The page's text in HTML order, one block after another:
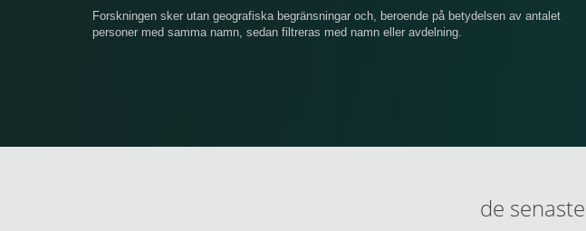
Forskningen sker utan geografiska begränsningar och, beroende på betydelsen av antalet
personer med samma namn, sedan filtreras med namn eller avdelning.
de